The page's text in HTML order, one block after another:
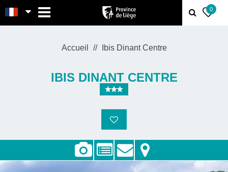
0
Accueil Ibis Dinant Centre
IBIS DINANT CENTRE